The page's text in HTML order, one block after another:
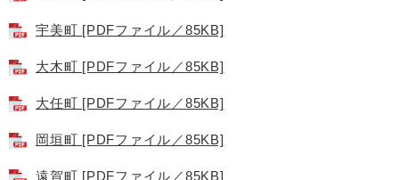
宇美町 [PDFファイル／85KB]
大木町 [PDFファイル／85KB]
大任町 [PDFファイル／85KB]
岡垣町 [PDFファイル／85KB]
遠賀町 [PDFファイル／85KB]